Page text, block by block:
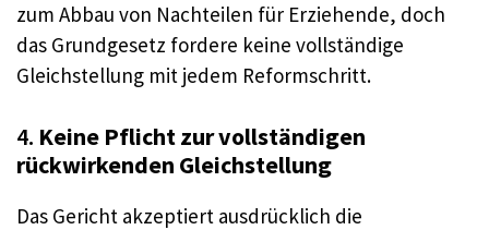
zum Abbau von Nachteilen für Erziehende, doch
das Grundgesetz fordere keine vollständige
Gleichstellung mit jedem Reformschritt.
4. Keine Pflicht zur vollständigen
rückwirkenden Gleichstellung
Das Gericht akzeptiert ausdrücklich die